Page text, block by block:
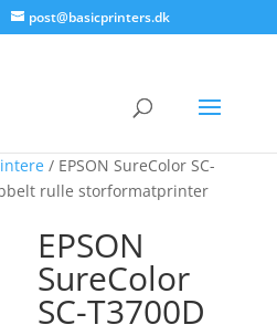
post@basicprinters.dk
/ EPSON SureColor SC-
rulle storformatprinter
EPSON
SureColor
SC-T3700D